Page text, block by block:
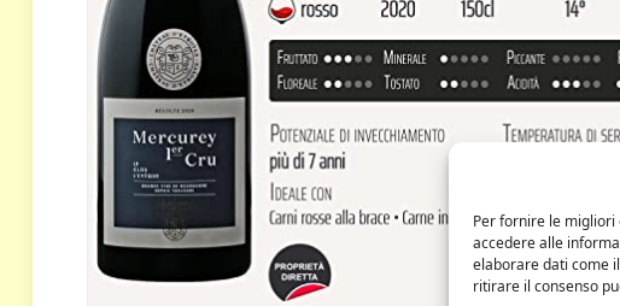
Per fornire le
accedere alle
elaborare dati come
ritirare il consenso